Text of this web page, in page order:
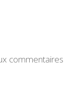
commentaires